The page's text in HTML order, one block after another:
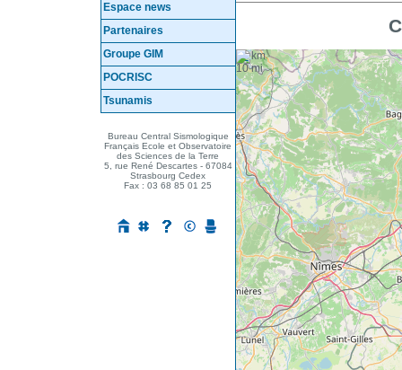
Groupe GIM
POCRISC
Tsunamis
Espace news
Partenaires
+−
10 km
10 mi
Mes questions ...
Bureau Central Sismologique
Français Ecole et Observatoire
des Sciences de la Terre
5, rue René Descartes - 67084
Strasbourg Cedex
Fax : 03 68 85 01 25